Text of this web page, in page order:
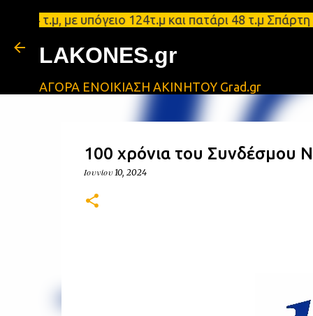
με υπόγειο 124τ.μ και πατάρι 48 τ.μ
LAKONES.gr
ΑΓΟΡΑ ΕΝΟΙΚΙΑΣΗ ΑΚΙΝΗΤΟΥ Grad.gr
100 χρόνια του Συνδέσμου
Ιουνίου 10, 2024